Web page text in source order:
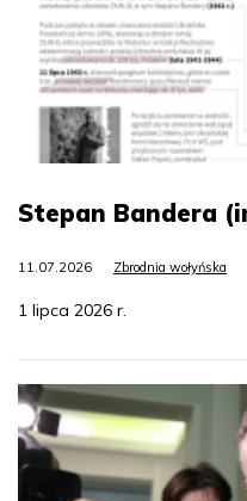
Stepan Bandera
11.07.2026 Zbrodnia wołyńska
1 lipca 2026 r.